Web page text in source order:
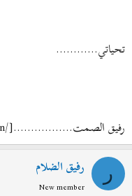
تحياتي............
رفيق الصمت.................[/align]
ر رفيق الضلام
New member